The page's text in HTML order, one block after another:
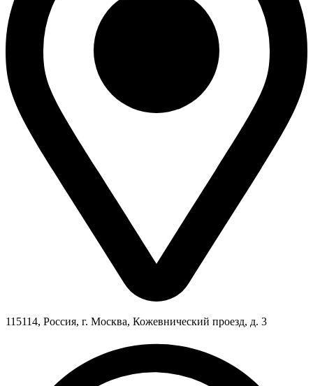
115114, Россия, г. Москва, Кожевнический проезд, д. 3